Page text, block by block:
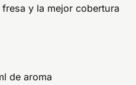
y la mejor cobertura
de aroma